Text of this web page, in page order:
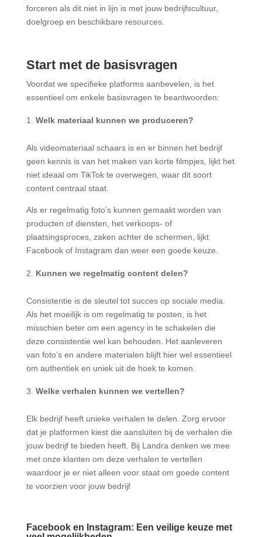
forceren als dit niet in lijn is met jouw bedrijfscultuur,
doelgroep en beschikbare resources.
Start met de basisvragen
Voordat we specifieke platforms aanbevelen, is het
essentieel om enkele basisvragen te beantwoorden:
Welk materiaal kunnen we produceren?
Als videomateriaal schaars is en er binnen het bedrijf
geen kennis is van het maken van korte filmpjes, lijkt het
niet ideaal om TikTok te overwegen, waar dit soort
content centraal staat.
Als er regelmatig foto’s kunnen gemaakt worden van
producten of diensten, het verkoops- of
plaatsingsproces, zaken achter de schermen, lijkt
Facebook of Instagram dan weer een goede keuze.
Kunnen we regelmatig content delen?
Consistentie is de sleutel tot succes op sociale media.
Als het moeilijk is om regelmatig te posten, is het
misschien beter om een agency in te schakelen die
deze consistentie wel kan behouden. Het aanleveren
van foto’s en andere materialen blijft hier wel essentieel
om authentiek en uniek uit de hoek te komen.
Welke verhalen kunnen we vertellen?
Elk bedrijf heeft unieke verhalen te delen. Zorg ervoor
dat je platformen kiest die aansluiten bij de verhalen die
jouw bedrijf te bieden heeft. Bij Landra denken we mee
met onze klanten om deze verhalen te vertellen
waardoor je er niet alleen voor staat om goede content
te voorzien voor jouw bedrijf
Facebook en Instagram: Een veilige keuze met